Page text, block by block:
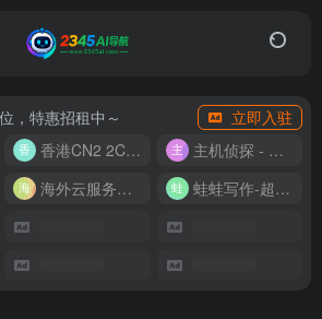
，特惠招租中～
立即入驻
香港CN2 2C2G20M 9.9/月
主机侦探 - 少花钱，用好云
海外云服务器全网最低价 蛙蛙写作-超级AI智能写作助手